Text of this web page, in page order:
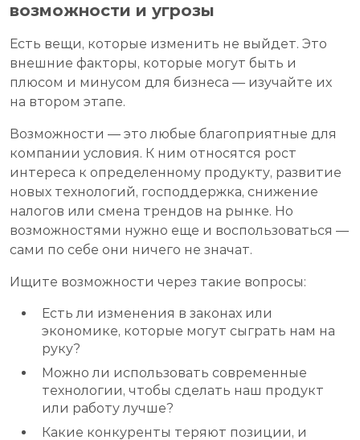
возможности и угрозы
Есть вещи, которые изменить не выйдет. Это
внешние факторы, которые могут быть и
плюсом и минусом для бизнеса — изучайте их
на втором этапе.
Возможности — это любые благоприятные для
компании условия. К ним относятся рост
интереса к определенному продукту, развитие
новых технологий, господдержка, снижение
налогов или смена трендов на рынке. Но
возможностями нужно еще и воспользоваться —
сами по себе они ничего не значат.
Ищите возможности через такие вопросы:
Есть ли изменения в законах или
экономике, которые могут сыграть нам на
руку?
Можно ли использовать современные
технологии, чтобы сделать наш продукт
или работу лучше?
Какие конкуренты теряют позиции, и